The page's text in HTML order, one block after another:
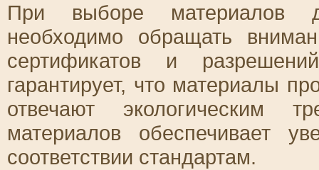
При выборе материалов
необходимо обращать
сертификатов и
гарантирует, что материалы
отвечают экологическим
материалов обеспечивает
соответствии стандартам.